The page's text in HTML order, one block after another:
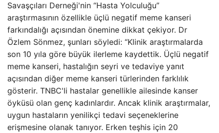
Savaşçıları Derneği'nin “Hasta Yolculuğu”
araştırmasının özellikle üçlü negatif meme kanseri
farkındalığı açısından önemine dikkat çekiyor. Dr
Özlem Sönmez, şunları söyledi: “Klinik araştırmalarda
son 10 yıla göre büyük ilerleme kaydettik. Üçlü negatif
meme kanseri, hastalığın seyri ve tedaviye yanıt
açısından diğer meme kanseri türlerinden farklılık
gösterir. TNBC'li hastalar genellikle ailesinde kanser
öyküsü olan genç kadınlardır. Ancak klinik araştırmalar,
uygun hastaların yenilikçi tedavi seçeneklerine
erişmesine olanak tanıyor. Erken teşhis için 20